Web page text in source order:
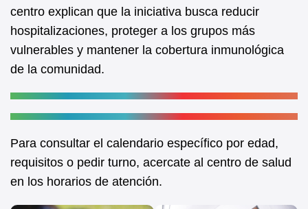
centro explican que la iniciativa busca reducir
hospitalizaciones, proteger a los grupos más
vulnerables y mantener la cobertura inmunológica
de la comunidad.
Para consultar el calendario específico por edad,
requisitos o pedir turno, acercate al centro de salud
en los horarios de atención.